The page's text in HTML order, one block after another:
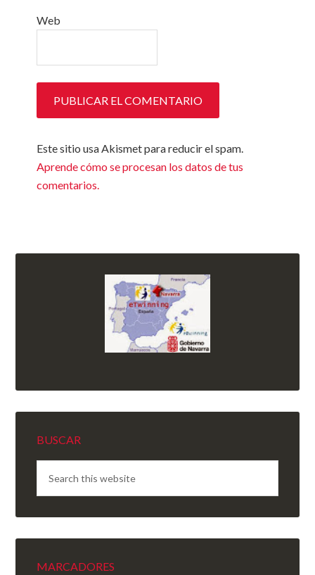
Web
Este sitio usa Akismet para reducir el spam.
Aprende cómo se procesan los datos de tus
comentarios.
BUSCAR
MARCADORES